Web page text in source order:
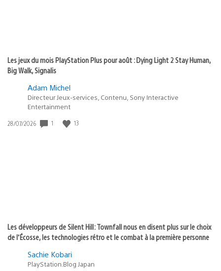
Les jeux du mois PlayStation Plus pour août : Dying Light 2 Stay Human,
Big Walk, Signalis
Adam Michel
Directeur Jeux-services, Contenu, Sony Interactive
Entertainment
Date
28/07/2026 1 13
Les développeurs de Silent Hill: Townfall nous en disent plus sur le choix
de l’Écosse, les technologies rétro et le combat à la première personne
Sachie Kobari
PlayStation.Blog Japan